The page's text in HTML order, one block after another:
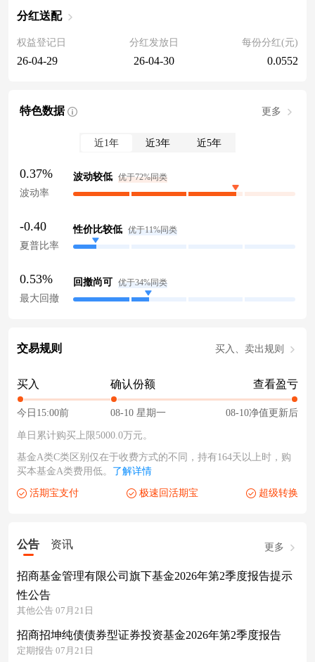
分红送配
权益登记日
26-04-29
分红发放日
26-04-30
每份分红(元)
0.0552
特色数据 更多
近1年 近3年 近5年
0.37%
波动率
波动较低 优于72%同类
-0.40
夏普比率
性价比较低 优于11%同类
0.53%
最大回撤
回撤尚可 优于34%同类
交易规则 买入、卖出规则
买入
今日15:00前
确认份额
08-10 星期一
查看盈亏
08-10净值更新后
单日累计购买上限5000.0万元。
基金A类C类区别仅在于收费方式的不同，持有164天以上时，购
买本基金A类费用低。 了解详情
活期宝支付 极速回活期宝 超级转换
公告 资讯 更多
招商基金管理有限公司旗下基金2026年第2季度报告提示
性公告
其他公告 07月21日
招商招坤纯债债券型证券投资基金2026年第2季度报告
定期报告 07月21日